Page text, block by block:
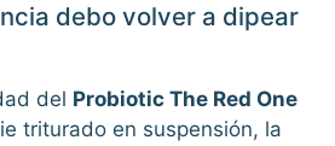
debo volver a dipear
del Probiotic The Red One
triturado en suspensión, la